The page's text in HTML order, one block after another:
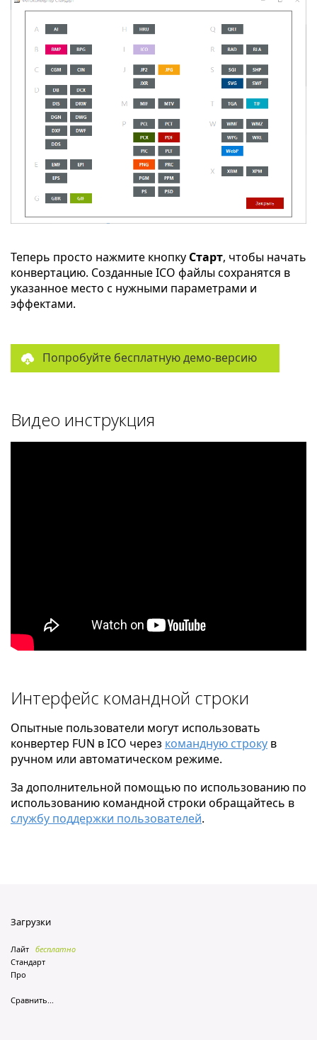
Теперь просто нажмите кнопку Старт, чтобы начать
конвертацию. Созданные ICO файлы сохранятся в
указанное место с нужными параметрами и
эффектами.
Попробуйте бесплатную демо-версию
Видео инструкция
Интерфейс командной строки
Опытные пользователи могут использовать
конвертер FUN в ICO через командную строку в
ручном или автоматическом режиме.
За дополнительной помощью по использованию по
использованию командной строки обращайтесь в
службу поддержки пользователей.
Загрузки
Лайт бесплатно
Стандарт
Про
Сравнить...